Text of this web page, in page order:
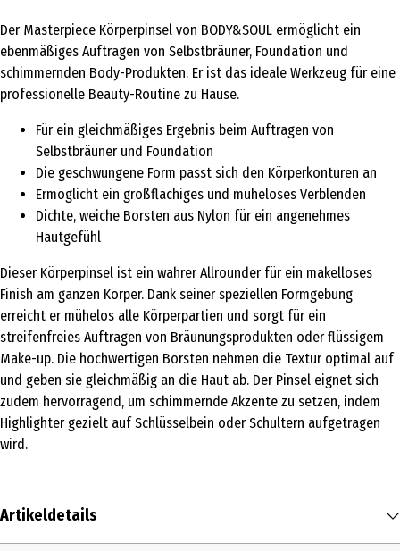
Der Masterpiece Körperpinsel von BODY&SOUL ermöglicht ein
ebenmäßiges Auftragen von Selbstbräuner, Foundation und
schimmernden Body-Produkten. Er ist das ideale Werkzeug für eine
professionelle Beauty-Routine zu Hause.
Für ein gleichmäßiges Ergebnis beim Auftragen von
Selbstbräuner und Foundation
Die geschwungene Form passt sich den Körperkonturen an
Ermöglicht ein großflächiges und müheloses Verblenden
Dichte, weiche Borsten aus Nylon für ein angenehmes
Hautgefühl
Dieser Körperpinsel ist ein wahrer Allrounder für ein makelloses
Finish am ganzen Körper. Dank seiner speziellen Formgebung
erreicht er mühelos alle Körperpartien und sorgt für ein
streifenfreies Auftragen von Bräunungsprodukten oder flüssigem
Make-up. Die hochwertigen Borsten nehmen die Textur optimal auf
und geben sie gleichmäßig an die Haut ab. Der Pinsel eignet sich
zudem hervorragend, um schimmernde Akzente zu setzen, indem
Highlighter gezielt auf Schlüsselbein oder Schultern aufgetragen
wird.
Artikeldetails